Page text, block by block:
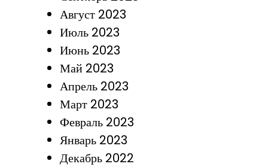
Август 2023
Июль 2023
Июнь 2023
Май 2023
Апрель 2023
Март 2023
Февраль 2023
Январь 2023
Декабрь 2022